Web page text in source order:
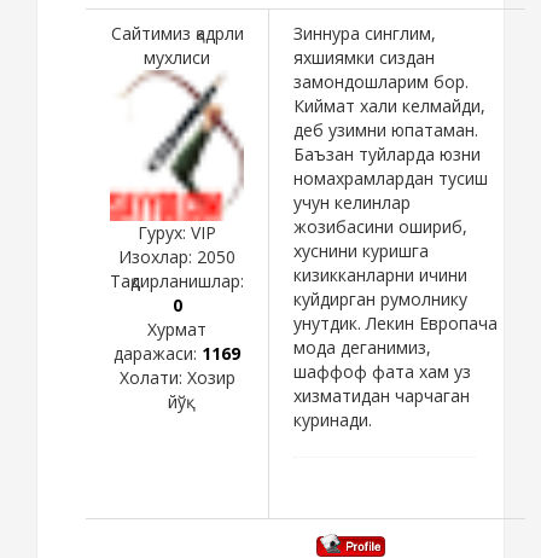
Сайтимиз қадрли
мухлиси
Гурух: VIP
Изохлар: 2050
Тақдирланишлар:
0
Хурмат
даражаси: 1169
Холати: Хозир
йўқ
Зиннура синглим,
яхшиямки сиздан
замондошларим бор.
Киймат хали келмайди,
деб узимни юпатаман.
Баъзан туйларда юзни
номахрамлардан тусиш
учун келинлар
жозибасини ошириб,
хуснини куришга
кизикканларни ичини
куйдирган румолнику
унутдик. Лекин Европача
мода деганимиз,
шаффоф фата хам уз
хизматидан чарчаган
куринади.